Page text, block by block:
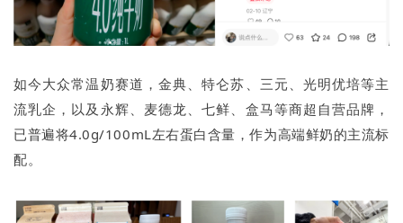
如今大众常温奶赛道，金典、特仑苏、三元、光明优培等主
流乳企，以及永辉、麦德龙、七鲜、盒马等商超自营品牌，
已普遍将4.0g/100mL左右蛋白含量，作为高端鲜奶的主流标
配。